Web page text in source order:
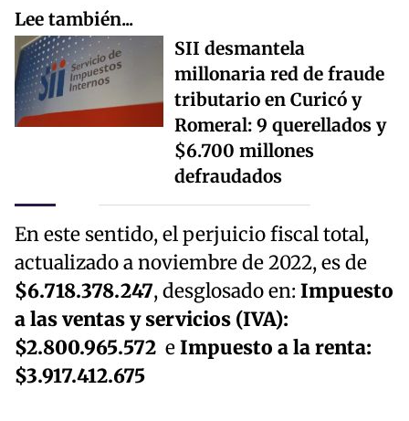
Lee también...
SII desmantela
millonaria red de fraude
tributario en Curicó y
Romeral: 9 querellados y
$6.700 millones
defraudados
En este sentido, el perjuicio fiscal total,
actualizado a noviembre de 2022, es de
$6.718.378.247, desglosado en: Impuesto
a las ventas y servicios (IVA):
$2.800.965.572 eImpuesto a la renta:
$3.917.412.675